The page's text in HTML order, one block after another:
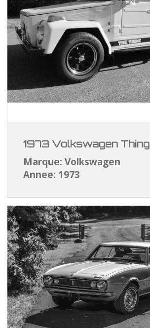
1973 Volkswagen Thing
Marque: Volkswagen
Annee: 1973